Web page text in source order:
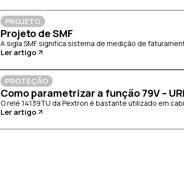
PROJETO
Projeto de SMF
A sigla SMF significa sistema de medição de
Ler artigo
PROTEÇÃO
Como parametrizar a função 79V –
O relé 14139TU da Pextron é bastante utilizado em
Ler artigo